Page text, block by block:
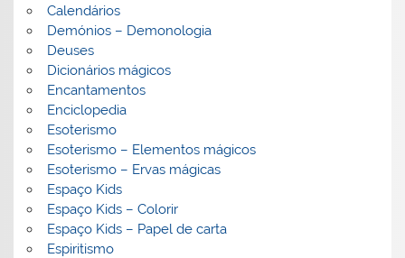
Calendários
Demónios – Demonologia
Deuses
Dicionários mágicos
Encantamentos
Enciclopedia
Esoterismo
Esoterismo – Elementos mágicos
Esoterismo – Ervas mágicas
Espaço Kids
Espaço Kids – Colorir
Espaço Kids – Papel de carta
Espiritismo